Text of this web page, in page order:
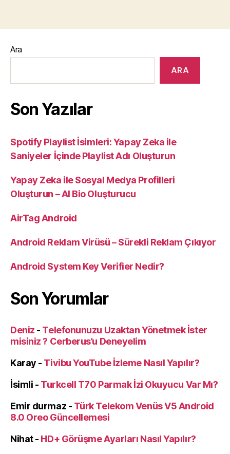
Ara
ARA
Son Yazılar
Spotify Playlist İsimleri: Yapay Zeka ile
Saniyeler İçinde Playlist Adı Oluşturun
Yapay Zeka ile Sosyal Medya Profilleri
Oluşturun – AI Bio Oluşturucu
AirTag Android
Android Reklam Virüsü – Sürekli Reklam Çıkıyor
Android System Key Verifier Nedir?
Son Yorumlar
Deniz - Telefonunuzu Uzaktan Yönetmek İster
misiniz ? Cerberus’u Deneyelim
Karay - Tivibu YouTube İzleme Nasıl Yapılır?
İsimli - Turkcell T70 Parmak İzi Okuyucu Var Mı?
Emir durmaz - Türk Telekom Venüs V5 Android
8.0 Oreo Güncellemesi
Nihat- HD+ Görüşme Ayarları Nasıl Yapılır?